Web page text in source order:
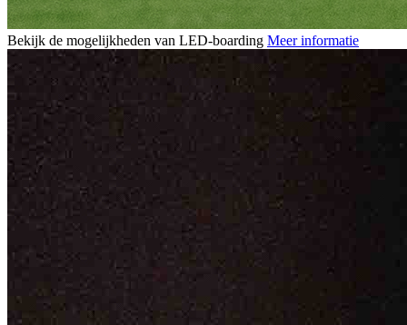
Bekijk de mogelijkheden van LED-boarding Meer informatie